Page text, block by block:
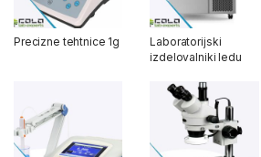
Precizne tehtnice 1g
Laboratorijski
izdelovalniki ledu